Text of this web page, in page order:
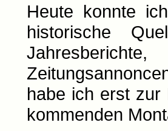
Heute konnte
historische
habe ich erst zur
kommenden